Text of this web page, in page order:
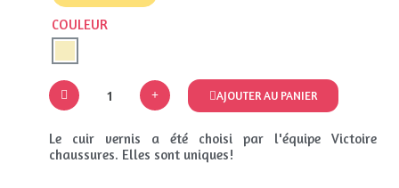
COULEUR
AJOUTER AU PANIER
Le cuir vernis a été choisi par l'équipe Victoire
chaussures. Elles sont uniques!